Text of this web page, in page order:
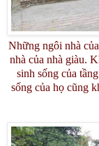
Những ngôi nhà
nhà của nhà giàu.
sinh sống của
sống của họ cũng